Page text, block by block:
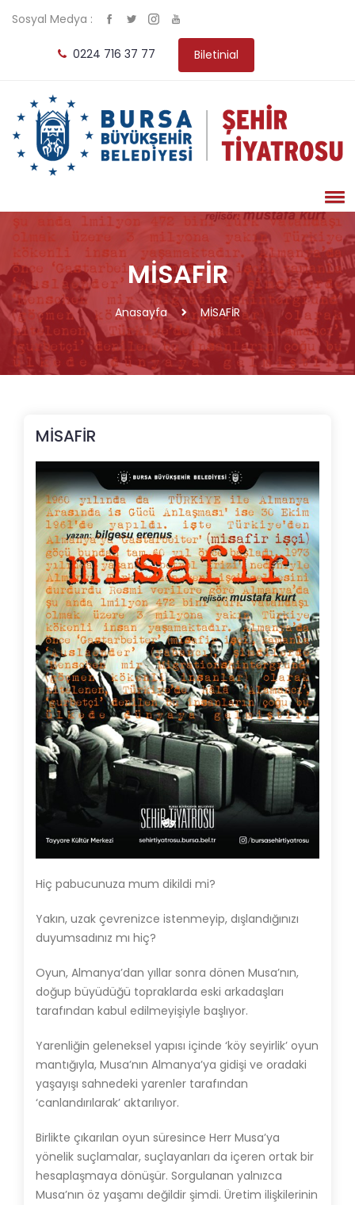
Sosyal Medya :
0224 716 37 77 Biletinial
MİSAFİR
Anasayfa MİSAFİR
MİSAFİR
Hiç pabucunuza mum dikildi mi?
Yakın, uzak çevrenizce istenmeyip, dışlandığınızı
duyumsadınız mı hiç?
Oyun, Almanya’dan yıllar sonra dönen Musa’nın,
doğup büyüdüğü topraklarda eski arkadaşları
tarafından kabul edilmeyişiyle başlıyor.
Yarenliğin geleneksel yapısı içinde ‘köy seyirlik’ oyun
mantığıyla, Musa’nın Almanya’ya gidişi ve oradaki
yaşayışı sahnedeki yarenler tarafından
‘canlandırılarak’ aktarılıyor.
Birlikte çıkarılan oyun süresince Herr Musa’ya
yönelik suçlamalar, suçlayanları da içeren ortak bir
hesaplaşmaya dönüşür. Sorgulanan yalnızca
Musa’nın öz yaşamı değildir şimdi. Üretim ilişkilerinin